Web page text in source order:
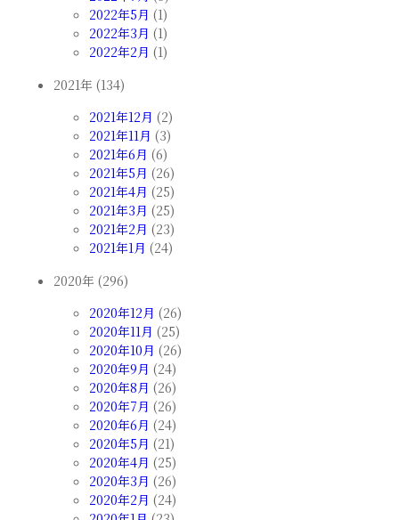
2022年5月 (1)
2022年3月 (1)
2022年2月 (1)
2021年 (134)
2021年12月 (2)
2021年11月 (3)
2021年6月 (6)
2021年5月 (26)
2021年4月 (25)
2021年3月 (25)
2021年2月 (23)
2021年1月 (24)
2020年 (296)
2020年12月 (26)
2020年11月 (25)
2020年10月 (26)
2020年9月 (24)
2020年8月 (26)
2020年7月 (26)
2020年6月 (24)
2020年5月 (21)
2020年4月 (25)
2020年3月 (26)
2020年2月 (24)